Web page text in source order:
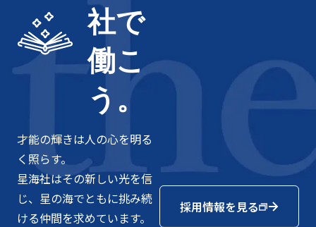
社で
働こ
う。
才能の輝きは人の心を明る
く照らす。
星海社はその新しい光を信
じ、星の海でともに挑み続
ける仲間を求めています。
採用情報を見る